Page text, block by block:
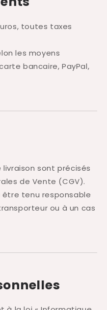
toutes taxes
les moyens
bancaire, PayPal,
sont précisés
de Vente (CGV).
être tenu responsable
ou à un cas